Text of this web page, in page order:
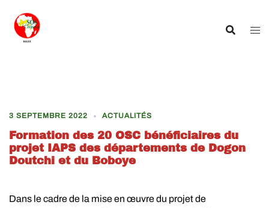
contenu
3 SEPTEMBRE 2022 ACTUALITÉS
Formation des 20 OSC bénéficiaires du
projet IAPS des départements de Dogon
Doutchi et du Boboye
Dans le cadre de la mise en œuvre du projet de